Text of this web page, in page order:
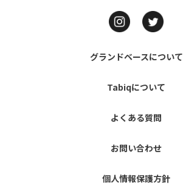
グランドベースについて
Tabiqについて
よくある質問
お問い合わせ
個人情報保護方針